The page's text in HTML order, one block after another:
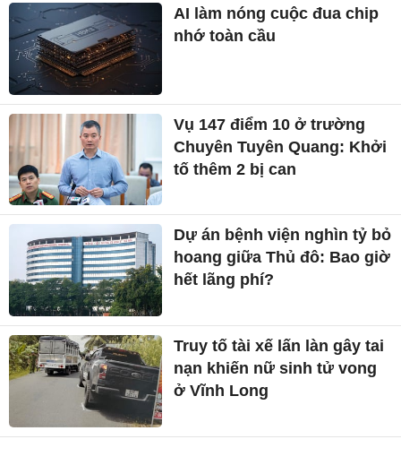
AI làm nóng cuộc đua chip
nhớ toàn cầu
Vụ 147 điểm 10 ở trường
Chuyên Tuyên Quang: Khởi
tố thêm 2 bị can
Dự án bệnh viện nghìn tỷ bỏ
hoang giữa Thủ đô: Bao giờ
hết lãng phí?
Truy tố tài xế lấn làn gây tai
nạn khiến nữ sinh tử vong
ở Vĩnh Long